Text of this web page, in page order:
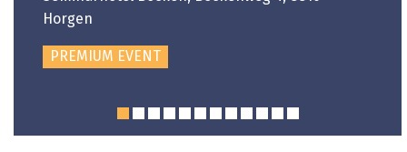
Horgen
PREMIUM EVENT